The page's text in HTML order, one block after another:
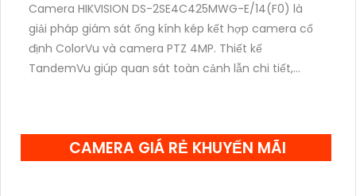
Camera HIKVISION DS-2SE4C425MWG-E/14(F0) là
giải pháp giám sát ống kính kép kết hợp camera cố
định ColorVu và camera PTZ 4MP. Thiết kế
TandemVu giúp quan sát toàn cảnh lẫn chi tiết,
CAMERA GIÁ RẺ KHUYẾN MÃI